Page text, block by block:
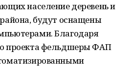
население деревень и
будут оснащены
Благодаря
проекта фельдшеры ФАП